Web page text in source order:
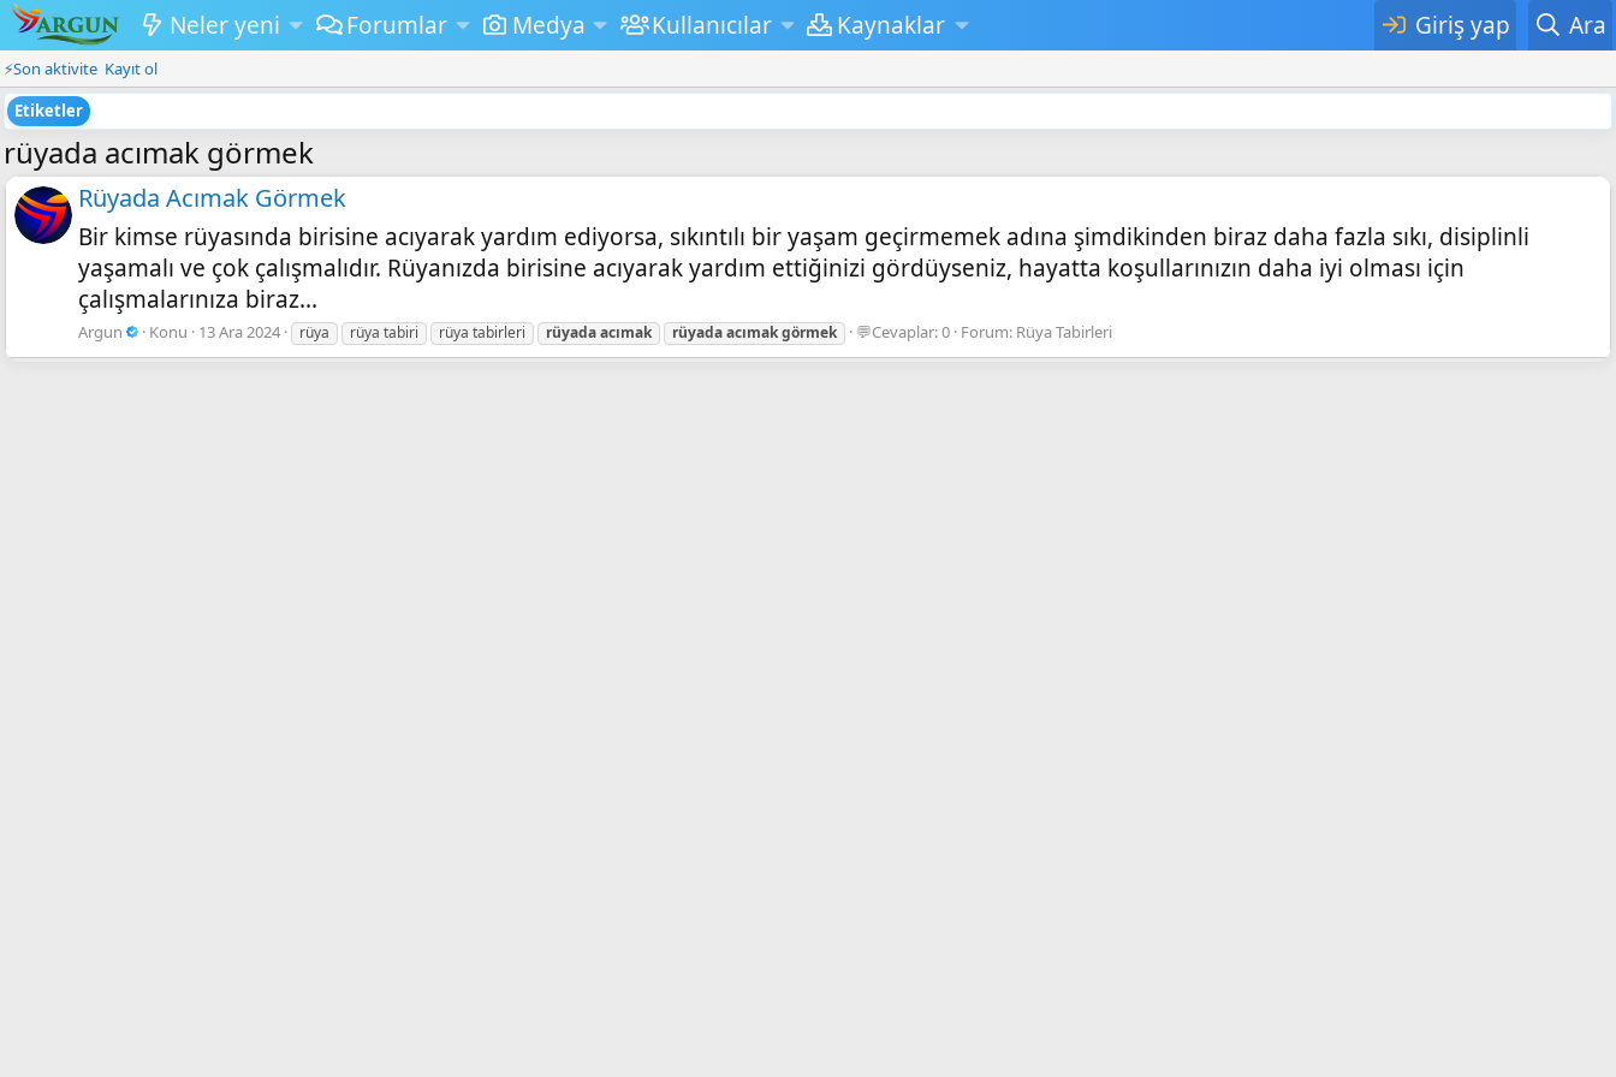
Neler yeni Forumlar Medya Kullanıcılar Kaynaklar Giriş yap Ara
⚡Son aktivite Kayıt ol
Etiketler
rüyada acımak görmek
Rüyada Acımak Görmek
Bir kimse rüyasında birisine acıyarak yardım ediyorsa, sıkıntılı bir yaşam geçirmemek adına şimdikinden biraz daha fazla sıkı, disiplinli
yaşamalı ve çok çalışmalıdır. Rüyanızda birisine acıyarak yardım ettiğinizi gördüyseniz, hayatta koşullarınızın daha iyi olması için
çalışmalarınıza biraz...
Argun Konu 13 Ara 2024 rüya rüya tabiri rüya tabirleri rüyadaacımak rüyadaacımakgörmek 💬Cevaplar: 0 Forum: Rüya Tabirleri